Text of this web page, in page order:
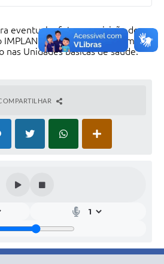
eventual e futura aquisição de
(implante subdérmico),
Unidades básicas de saúde.